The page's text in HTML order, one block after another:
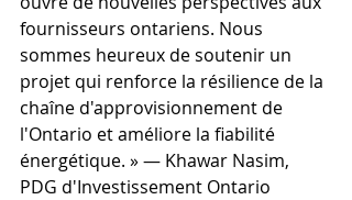
fournisseurs ontariens. Nous
sommes heureux de soutenir un
projet qui renforce la résilience de la
chaîne d'approvisionnement de
l'Ontario et améliore la fiabilité
énergétique. » — Khawar Nasim,
PDG d'Investissement Ontario